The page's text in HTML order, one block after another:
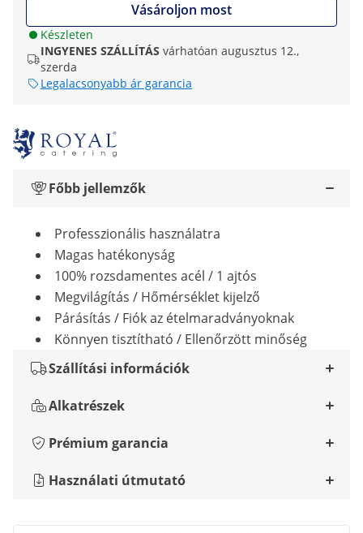
Vásároljon most
Készleten
INGYENES SZÁLLÍTÁS várhatóan augusztus 12.,
szerda
Legalacsonyabb ár garancia
Főbb jellemzők
Professzionális használatra
Magas hatékonyság
100% rozsdamentes acél / 1 ajtós
Megvilágítás / Hőmérséklet kijelző
Párásítás / Fiók az ételmaradványoknak
Könnyen tisztítható / Ellenőrzött minőség
Szállítási információk
Alkatrészek
Prémium garancia
Használati útmutató